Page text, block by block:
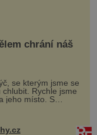
zacílení ...
chrání náš
se kterým jsme se
Rychle jsme
jeho místo. S
jsme si pořídili
domek na severu
naplánova...